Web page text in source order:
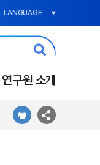
LANGUAGE
연구원 소개